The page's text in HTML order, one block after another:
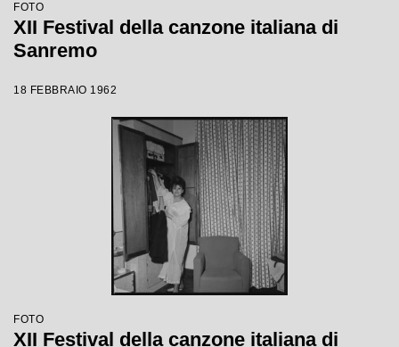
FOTO
XII Festival della canzone italiana di
Sanremo
18 FEBBRAIO 1962
FOTO
XII Festival della canzone italiana di